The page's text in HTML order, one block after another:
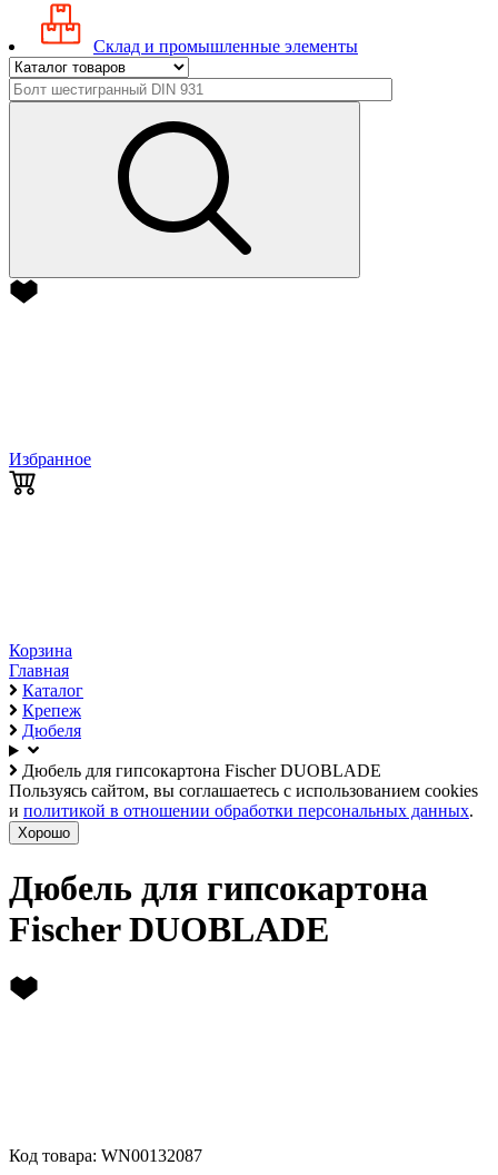
Склад и промышленные элементы
Избранное
Корзина
Главная
Каталог
Крепеж
Дюбеля
Дюбель для гипсокартона Fischer DUOBLADE
Пользуясь сайтом, вы соглашаетесь с использованием cookies
и политикой в отношении обработки персональных данных.
Хорошо
Дюбель для гипсокартона
Fischer DUOBLADE
Код товара: WN00132087